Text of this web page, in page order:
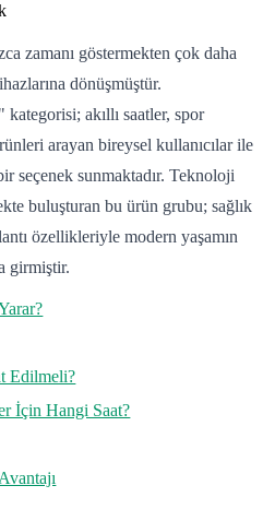
zamanı göstermekten çok daha
dönüşmüştür.
akıllı saatler, spor
arayan bireysel kullanıcılar ile
seçenek sunmaktadır. Teknoloji
buluşturan bu ürün grubu; sağlık
özellikleriyle modern yaşamın
girmiştir.
Edilmeli?
İçin Hangi Saat?